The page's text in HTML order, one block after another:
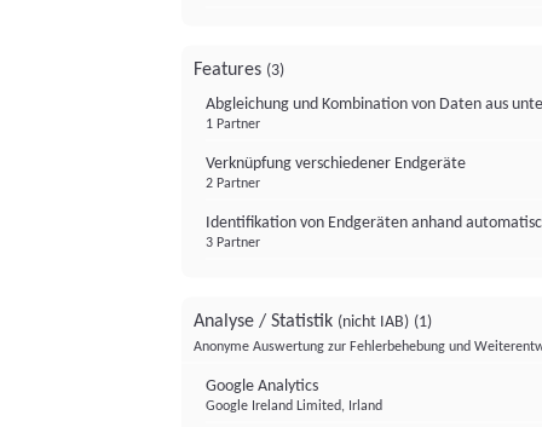
Features (3)
Abgleichung und Kombination von Daten aus
1 Partner
Verknüpfung verschiedener Endgeräte
2 Partner
Identifikation von Endgeräten anhand
3 Partner
Analyse / Statistik (nicht IAB) (1)
Anonyme Auswertung zur Fehlerbehebung und
Google Analytics
Google Ireland Limited, Irland